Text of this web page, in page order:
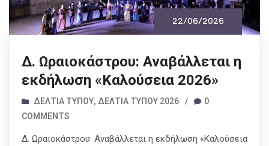
22/06/2026
Δ. Ωραιοκάστρου: Αναβάλλεται η
εκδήλωση «Καλούσεια 2026»
ΔΕΛΤΊΑ ΤΎΠΟΥ, ΔΕΛΤΊΑ ΤΎΠΟΥ 2026 /
0
COMMENTS
Δ. Ωραιοκάστρου: Αναβάλλεται η εκδήλωση «Καλούσεια